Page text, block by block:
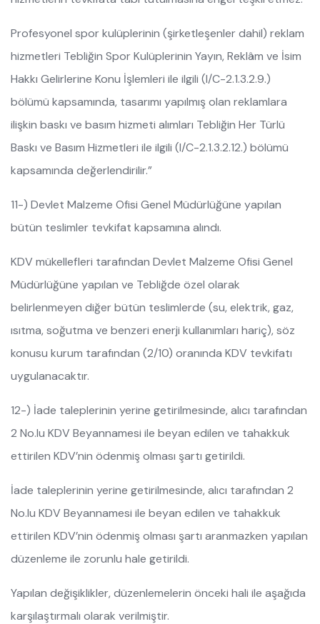
Profesyonel spor kulüplerinin (şirketleşenler dahil) reklam
hizmetleri Tebliğin Spor Kulüplerinin Yayın, Reklâm ve İsim
Hakkı Gelirlerine Konu İşlemleri ile ilgili (I/C-2.1.3.2.9.)
bölümü kapsamında, tasarımı yapılmış olan reklamlara
ilişkin baskı ve basım hizmeti alımları Tebliğin Her Türlü
Baskı ve Basım Hizmetleri ile ilgili (I/C-2.1.3.2.12.) bölümü
kapsamında değerlendirilir.”
11-) Devlet Malzeme Ofisi Genel Müdürlüğüne yapılan
bütün teslimler tevkifat kapsamına alındı.
KDV mükellefleri tarafından Devlet Malzeme Ofisi Genel
Müdürlüğüne yapılan ve Tebliğde özel olarak
belirlenmeyen diğer bütün teslimlerde (su, elektrik, gaz,
ısıtma, soğutma ve benzeri enerji kullanımları hariç), söz
konusu kurum tarafından (2/10) oranında KDV tevkifatı
uygulanacaktır.
12-) İade taleplerinin yerine getirilmesinde, alıcı tarafından
2 No.lu KDV Beyannamesi ile beyan edilen ve tahakkuk
ettirilen KDV’nin ödenmiş olması şartı getirildi.
İade taleplerinin yerine getirilmesinde, alıcı tarafından 2
No.lu KDV Beyannamesi ile beyan edilen ve tahakkuk
ettirilen KDV’nin ödenmiş olması şartı aranmazken yapılan
düzenleme ile zorunlu hale getirildi.
Yapılan değişiklikler, düzenlemelerin önceki hali ile aşağıda
karşılaştırmalı olarak verilmiştir.